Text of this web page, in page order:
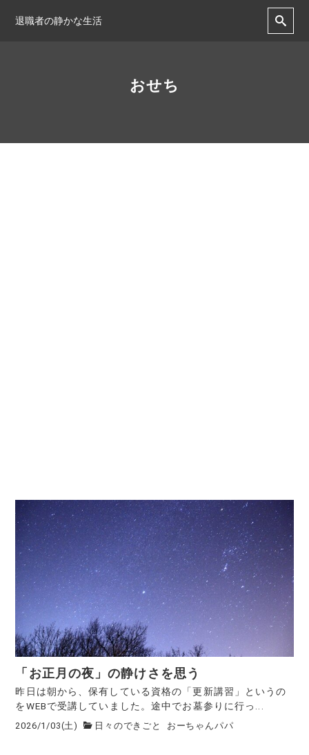
退職者の静かな生活
おせち
「お正月の夜」の静けさを思う
昨日は朝から、保有している資格の「更新講習」というの
をWEBで受講していました。途中でお墓参りに行っ...
2026/1/03(土) 日々のできごと おーちゃんパパ